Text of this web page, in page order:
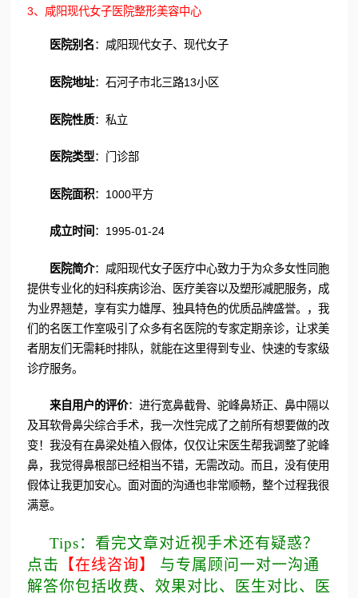
3、咸阳现代女子医院整形美容中心
医院别名：咸阳现代女子、现代女子
医院地址：石河子市北三路13小区
医院性质：私立
医院类型：门诊部
医院面积：1000平方
成立时间 ：1995-01-24
医院简介：咸阳现代女子医疗中心致力于为众多女性同胞
提供专业化的妇科疾病诊治、医疗美容以及塑形减肥服务，成
为业界翘楚，享有实力雄厚、独具特色的优质品牌盛誉。，我
们的名医工作室吸引了众多有名医院的专家定期亲诊，让求美
者朋友们无需耗时排队，就能在这里得到专业、快速的专家级
诊疗服务。
来自用户的评价：进行宽鼻截骨、驼峰鼻矫正、鼻中隔以
及耳软骨鼻尖综合手术，我一次性完成了之前所有想要做的改
变！我没有在鼻梁处植入假体，仅仅让宋医生帮我调整了驼峰
鼻，我觉得鼻根部已经相当不错，无需改动。而且，没有使用
假体让我更加安心。面对面的沟通也非常顺畅，整个过程我很
满意。
Tips：看完文章对近视手术还有疑惑？
点击 【在线咨询】
与专属顾问一对一沟通
解答你包括收费、效果对比、医生对比、医